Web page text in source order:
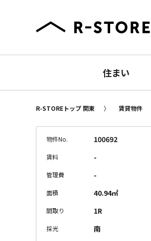
住まい
R-STOREトップ 関東 賃貸物件
物件No. 100692
賃料 -
管理費 -
面積 40.94㎡
間取り 1R
採光 南